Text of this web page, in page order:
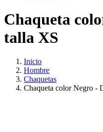
Chaqueta
talla XS
Inicio
Hombre
Chaquetas
Chaqueta color Negro -